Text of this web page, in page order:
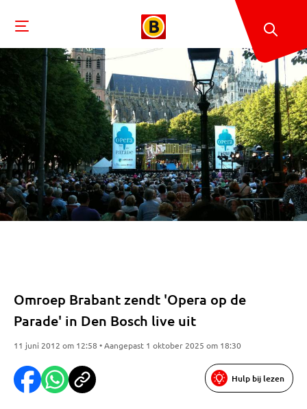
Omroep Brabant zendt 'Opera op de
Parade' in Den Bosch live uit
11 juni 2012 om 12:58 • Aangepast 1 oktober 2025 om 18:30
Hulp bij lezen